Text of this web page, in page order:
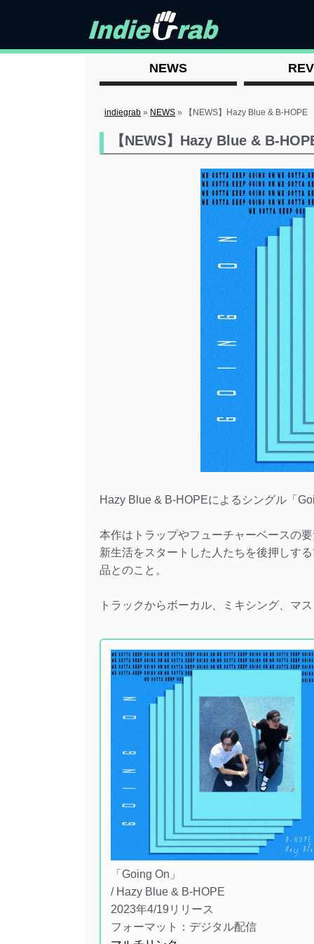
NEWS
indiegrab » NEWS » 【NEWS】Hazy Blue & B-
【NEWS】Hazy Blue & B-
Hazy Blue & B-HOPEによるシングル「
本作はトラップやフューチャーベースの
新生活をスタートした人たちを後押しす
品とのこと。
トラックからボーカル、ミキシング、マ
「Going On」
/ Hazy Blue & B-HOPE
2023年4/19リリース
フォーマット：デジタル配信